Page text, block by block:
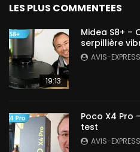
LES PLUS COMMENTEES
19:13
Midea S8+ –
serpillière
AVIS-EXPRESS
Poco X4 Pro
test
AVIS-EXPRESS